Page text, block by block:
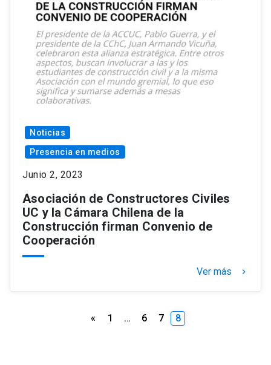
Noticias
Presencia en medios
Junio 2, 2023
Asociación de Constructores Civiles
UC y la Cámara Chilena de la
Construcción firman Convenio de
Cooperación
Ver más keyboard_arrow_right
Paginación
« 1 … 6 7 8